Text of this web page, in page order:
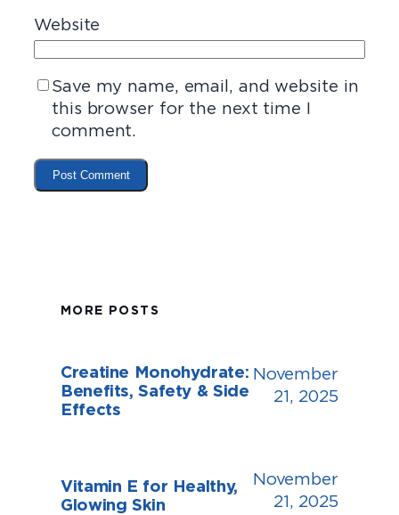
Website
Save my name, email, and website in
this browser for the next time I
comment.
MORE POSTS
Creatine Monohydrate:
Benefits, Safety & Side
Effects
November
21, 2025
Vitamin E for Healthy,
Glowing Skin
November
21, 2025